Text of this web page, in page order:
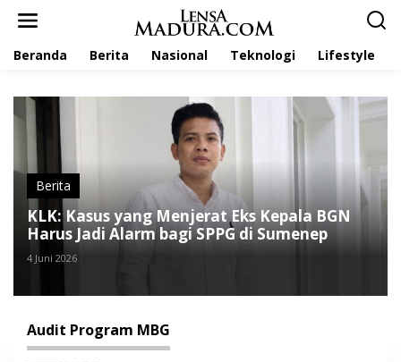
Beranda Berita Nasional Teknologi Lifestyle
Berita
KLK: Kasus yang Menjerat Eks Kepala BGN
Harus Jadi Alarm bagi SPPG di Sumenep
4 Juni 2026
Audit Program MBG